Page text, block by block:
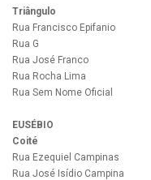
Triângulo
Rua Francisco Epifanio
Rua G
Rua José Franco
Rua Rocha Lima
Rua Sem Nome Oficial
EUSÉBIO
Coité
Rua Ezequiel Campinas
Rua José Isídio Campina